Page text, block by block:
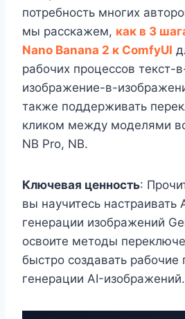
потребность многих
мы расскажем, как в 3
Nano Banana 2 к ComfyUI
рабочих процессов текст-
изображение-в-
также поддерживать
кликом между моделями
NB Pro, NB.
Ключевая ценность:
вы научитесь настраивать
генерации изображений
освоите методы
быстро создавать рабочие
генерации AI-изображений.